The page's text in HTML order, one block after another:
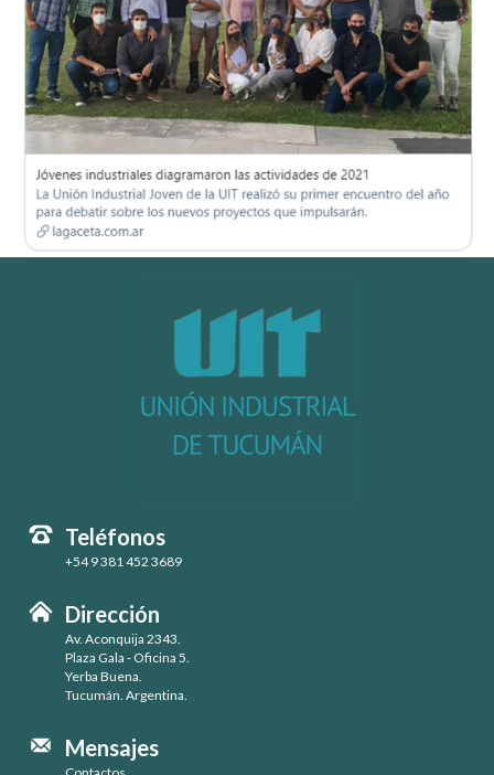
Teléfonos
+54 9 381 452 3689
Dirección
Av. Aconquija 2343.
Plaza Gala - Oficina 5.
Yerba Buena.
Tucumán. Argentina.
Mensajes